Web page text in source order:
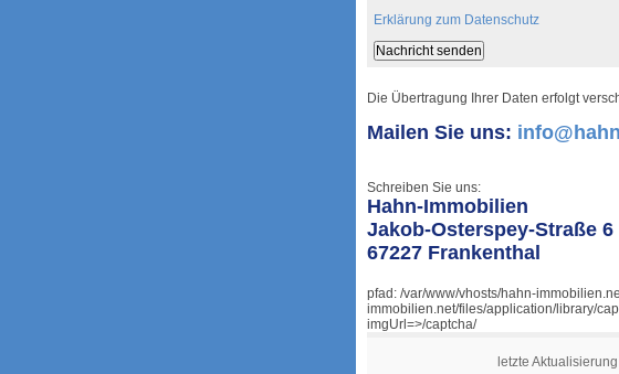
Erklärung zum Datenschutz
Die Übertragung Ihrer Daten erfolgt
Mailen Sie uns:
Schreiben Sie uns:
Hahn-Immobilien
Jakob-Osterspey-Straße 6
67227 Frankenthal
pfad: /var/www/vhosts/hahn-
immobilien.net/files/application/library/
imgUrl=>/captcha/
letzte